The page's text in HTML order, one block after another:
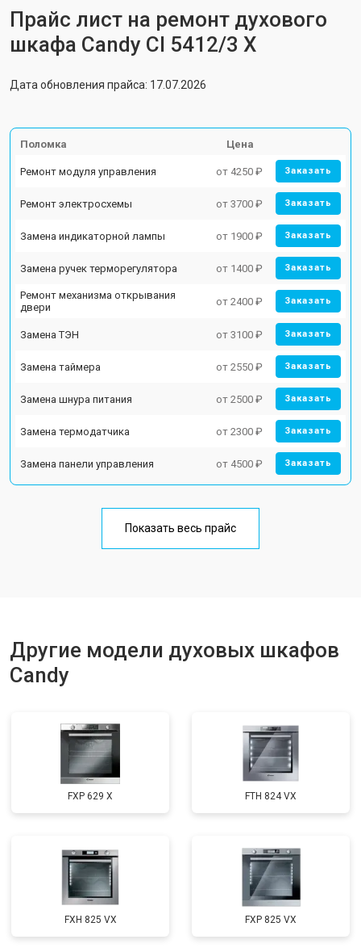
Прайс лист на ремонт духового
шкафа Candy CI 5412/3 X
Дата обновления прайса: 17.07.2026
Поломка Цена
Ремонт модуля управления от 4250 ₽ Заказать
Ремонт электросхемы от 3700 ₽ Заказать
Замена индикаторной лампы от 1900 ₽ Заказать
Замена ручек терморегулятора от 1400 ₽ Заказать
Ремонт механизма открывания
двери
от 2400 ₽ Заказать
Замена ТЭН от 3100 ₽ Заказать
Замена таймера от 2550 ₽ Заказать
Замена шнура питания от 2500 ₽ Заказать
Замена термодатчика от 2300 ₽ Заказать
Замена панели управления от 4500 ₽ Заказать
Показать весь прайс
Другие модели духовых шкафов
Candy
FXP 629 X FTH 824 VX
FXH 825 VX FXP 825 VX